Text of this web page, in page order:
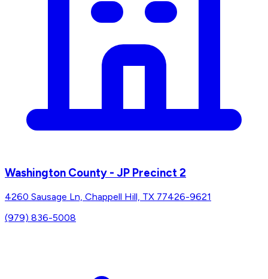
Washington County - JP Precinct 2
4260 Sausage Ln, Chappell Hill, TX 77426-9621
(979) 836-5008